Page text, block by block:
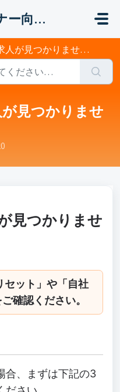
matchboxパートナー向けヘルプ
が見つかりません。
見つかりませ
+0900
見つかりませ
セット」や「自社
確認ください。
合、まずは下記の3